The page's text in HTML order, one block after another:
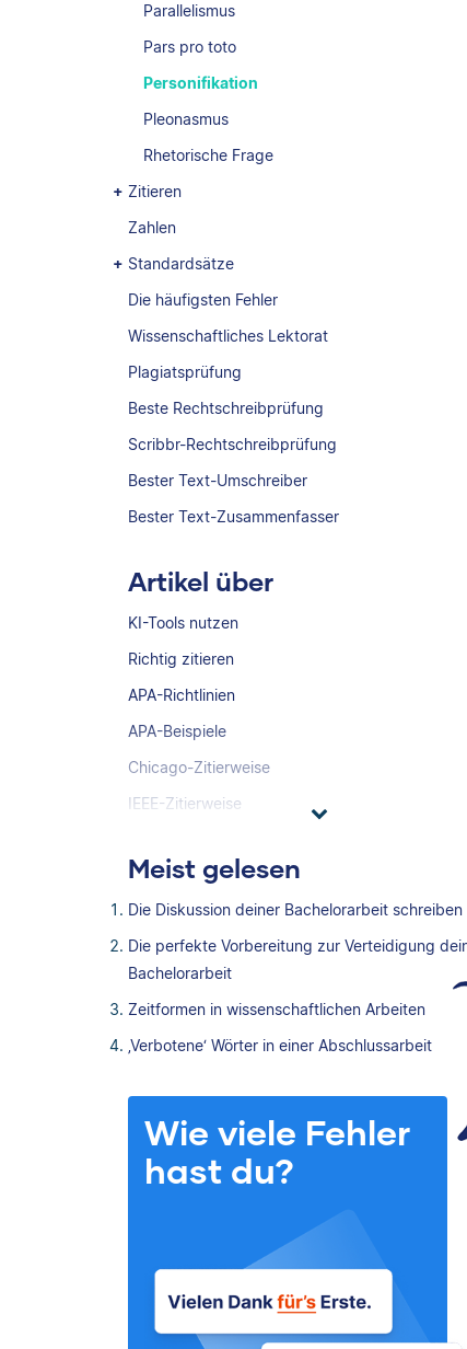
Parallelismus
Pars pro toto
Personifikation
Pleonasmus
Rhetorische Frage
Zitieren
Zahlen
Standardsätze
Die häufigsten Fehler
Wissenschaftliches Lektorat
Plagiatsprüfung
Beste Rechtschreibprüfung
Scribbr-Rechtschreibprüfung
Bester Text-Umschreiber
Bester Text-Zusammenfasser
Artikel über
KI-Tools nutzen
Richtig zitieren
APA-Richtlinien
APA-Beispiele
Chicago-Zitierweise
IEEE-Zitierweise
Meist gelesen
Die Diskussion deiner Bachelorarbeit schreiben
Die perfekte Vorbereitung zur Verteidigung
Bachelorarbeit
Zeitformen in wissenschaftlichen Arbeiten
‚Verbotene‘ Wörter in einer Abschlussarbeit
Wie viele Fehler
hast du?